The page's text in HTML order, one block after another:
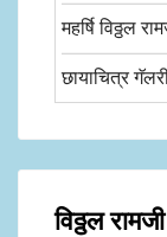
महर्षि विठ्ठल
छायाचित्र
विठ्ठल